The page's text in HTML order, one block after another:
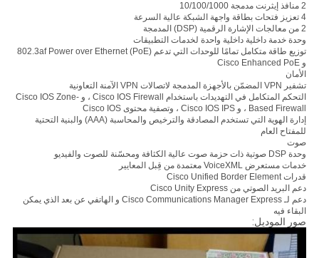
2 منافذ إيثرنت مدمجة 10/100/1000
4 تعزيز فتحات بطاقة واجهة الشبكة عالية السرعة
2 من معالجات الإشارة الرقمية (DSP) المدمجة
وحدة خدمة داخلية داخلية واحدة لخدمات التطبيقات
توزيع طاقة متكامل تمامًا للوحدات التي تدعم 802.3af Power over Ethernet (PoE)
و Cisco Enhanced PoE
الأمان
تشفير VPN المضمّن بالأجهزة المدمجة لاتصالات VPN الآمنة التعاونية
التحكم المتكامل في التهديدات باستخدام Cisco IOS Firewall ، و Cisco IOS Zone-
Based Firewall ، و Cisco IOS IPS ، وتصفية محتوى Cisco IOS
إدارة الهوية التي تستخدم المصادقة والترخيص والمحاسبة (AAA) والبنية التحتية
للمفتاح العام
صوت
وحدة DSP صوتية ذات حزمة صوت عالية الكثافة ومحسّنة للصوت والفيديو
خدمات مستعرض VoiceXML معتمدة من قِبل المعايير
قدرات Cisco Unified Border Element
دعم البريد الصوتي من Cisco Unity Express
دعم لـ Cisco Communications Manager Express و الهاتفي عن بعد الذي يمكن
البقاء فيه
صور الموديل: